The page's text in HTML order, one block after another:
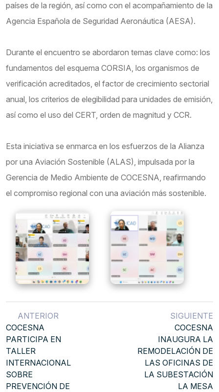
países de la región, así como con el acompañamiento de la
Agencia Española de Seguridad Aeronáutica (AESA).
Durante el encuentro se abordaron temas clave como: los
fundamentos del esquema CORSIA, los organismos de
verificación acreditados, el factor de crecimiento sectorial
anual, los criterios de elegibilidad para unidades de emisión,
así como el uso del CERT, orden de magnitud y CCR.
Esta iniciativa se enmarca en los esfuerzos de la Alianza
por una Aviación Sostenible (ALAS), impulsada por la
Gerencia de Medio Ambiente de COCESNA, reafirmando
el compromiso regional con una aviación más sostenible.
ANTERIOR
COCESNA
PARTICIPA EN
TALLER
INTERNACIONAL
SOBRE
PREVENCIÓN DE
SIGUIENTE
COCESNA
INAUGURA LA
REMODELACIÓN DE
LAS OFICINAS DE
LA SUBESTACIÓN
LA MESA